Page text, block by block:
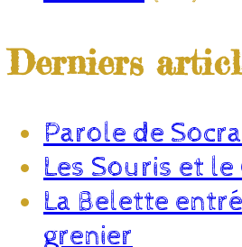
Derniers
Parole de
Les Souris et
La Belette
grenier